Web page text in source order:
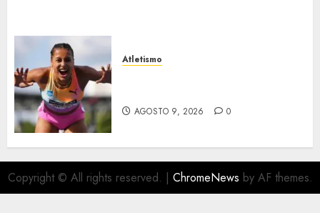
Atletismo
AGOSTO 9, 2026 0
Copyright © All rights reserved. | ChromeNews by AF themes.